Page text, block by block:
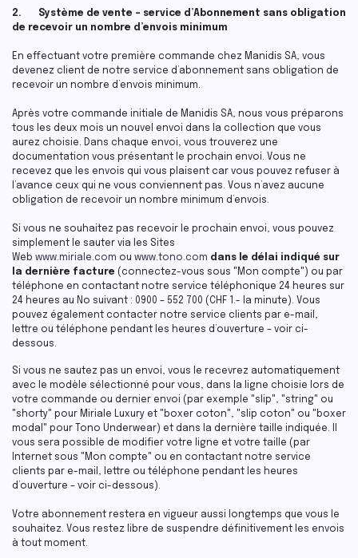
2. Système de vente – service d’Abonnement sans obligation
de recevoir un nombre d’envois minimum
En effectuant votre première commande chez Manidis SA, vous
devenez client de notre service d’abonnement sans obligation de
recevoir un nombre d’envois minimum.
Après votre commande initiale de Manidis SA, nous vous préparons
tous les deux mois un nouvel envoi dans la collection que vous
aurez choisie. Dans chaque envoi, vous trouverez une
documentation vous présentant le prochain envoi. Vous ne
recevez que les envois qui vous plaisent car vous pouvez refuser à
l’avance ceux qui ne vous conviennent pas. Vous n’avez aucune
obligation de recevoir un nombre minimum d’envois.
Si vous ne souhaitez pas recevoir le prochain envoi, vous pouvez
simplement le sauter via les Sites
Web www.miriale.com ou www.tono.com dans le délai indiqué sur
la dernière facture (connectez-vous sous "Mon compte") ou par
téléphone en contactant notre service téléphonique 24 heures sur
24 heures au No suivant : 0900 – 552 700 (CHF 1.- la minute). Vous
pouvez également contacter notre service clients par e-mail,
lettre ou téléphone pendant les heures d’ouverture – voir ci-
dessous.
Si vous ne sautez pas un envoi, vous le recevrez automatiquement
avec le modèle sélectionné pour vous, dans la ligne choisie lors de
votre commande ou dernier envoi (par exemple "slip", "string" ou
"shorty" pour Miriale Luxury et "boxer coton", "slip coton" ou "boxer
modal" pour Tono Underwear) et dans la dernière taille indiquée. Il
vous sera possible de modifier votre ligne et votre taille (par
Internet sous "Mon compte" ou en contactant notre service
clients par e-mail, lettre ou téléphone pendant les heures
d’ouverture – voir ci-dessous).
Votre abonnement restera en vigueur aussi longtemps que vous le
souhaitez. Vous restez libre de suspendre définitivement les envois
à tout moment.